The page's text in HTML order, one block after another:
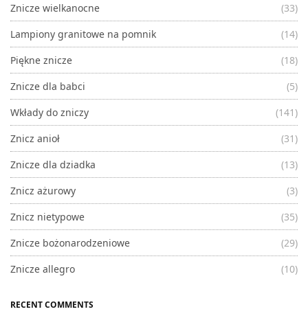
Znicze wielkanocne
(33)
Lampiony granitowe na pomnik
(14)
Piękne znicze
(18)
Znicze dla babci
(5)
Wkłady do zniczy
(141)
Znicz anioł
(31)
Znicze dla dziadka
(13)
Znicz ażurowy
(3)
Znicz nietypowe
(35)
Znicze bożonarodzeniowe
(29)
Znicze allegro
(10)
RECENT COMMENTS